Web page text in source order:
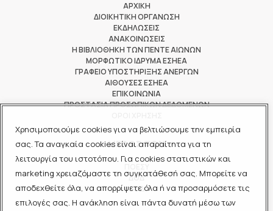
Χρησιμοποιούμε cookies για να βελτιώσουμε την εμπειρία
σας. Τα αναγκαία cookies είναι απαραίτητα για τη
λειτουργία του ιστοτόπου. Για cookies στατιστικών και
marketing χρειαζόμαστε τη συγκατάθεσή σας. Μπορείτε να
αποδεχθείτε όλα, να απορρίψετε όλα ή να προσαρμόσετε τις
επιλογές σας. Η ανάκληση είναι πάντα δυνατή μέσω των
ΑΡΧΙΚΗ
ΔΙΟΙΚΗΤΙΚΗ ΟΡΓΑΝΩΣΗ
ΕΚΔΗΛΩΣΕΙΣ
ΑΝΑΚΟΙΝΩΣΕΙΣ
Η ΒΙΒΛΙΟΘΗΚΗ ΤΩΝ ΠΕΝΤΕ ΑΙΩΝΩΝ
ΜΟΡΦΩΤΙΚΟ ΙΔΡΥΜΑ ΕΣΗΕΑ
ΓΡΑΦΕΙΟ ΥΠΟΣΤΗΡΙΞΗΣ ΑΝΕΡΓΩΝ
ΑΙΘΟΥΣΕΣ ΕΣΗΕΑ
ΕΠΙΚΟΙΝΩΝΙΑ
ΠΡΟΣΤΑΣΙΑ ΠΡΟΣΩΠΙΚΩΝ ΔΕΔΟΜΕΝΩΝ
ΜΕΛΟΣ ΤΩΝ
ΔΟΔ
ΕΟΔ